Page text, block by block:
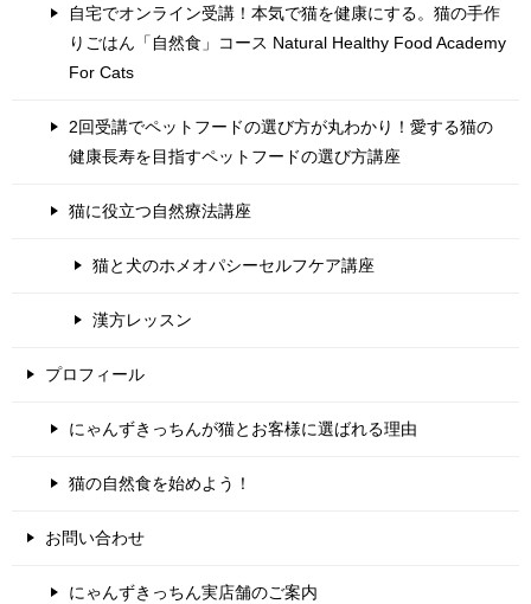
自宅でオンライン受講！本気で猫を健康にする。猫の手作
りごはん「自然食」コース Natural Healthy Food Academy
For Cats
2回受講でペットフードの選び方が丸わかり！愛する猫の
健康長寿を目指すペットフードの選び方講座
猫に役立つ自然療法講座
猫と犬のホメオパシーセルフケア講座
漢方レッスン
プロフィール
にゃんずきっちんが猫とお客様に選ばれる理由
猫の自然食を始めよう！
お問い合わせ
にゃんずきっちん実店舗のご案内